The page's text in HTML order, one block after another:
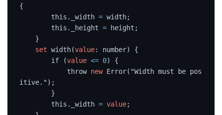
{
        this._width
= width;
        this._height
= height;
set width(value: number) {
        if (
value <= 0) {
            throw
new Error("Width must be pos
itive.");
        this._width
= value;